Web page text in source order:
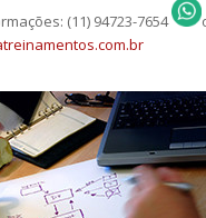
(11) 94723-7654